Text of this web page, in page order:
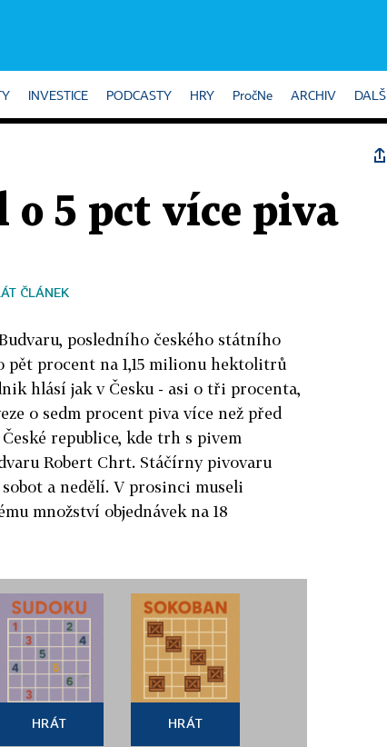
INVESTICE PODCASTY HRY PročNe ARCHIV DALŠÍ
5 pct více piva
ČLÁNEK
posledního českého státního
pět procent na 1,15 milionu hektolitrů
hlásí jak v Česku - asi o tři procenta,
o sedm procent piva více než před
republice, kde trh s pivem
Robert Chrt. Stáčírny pivovaru
a nedělí. V prosinci museli
množství objednávek na 18
HRÁT HRÁT